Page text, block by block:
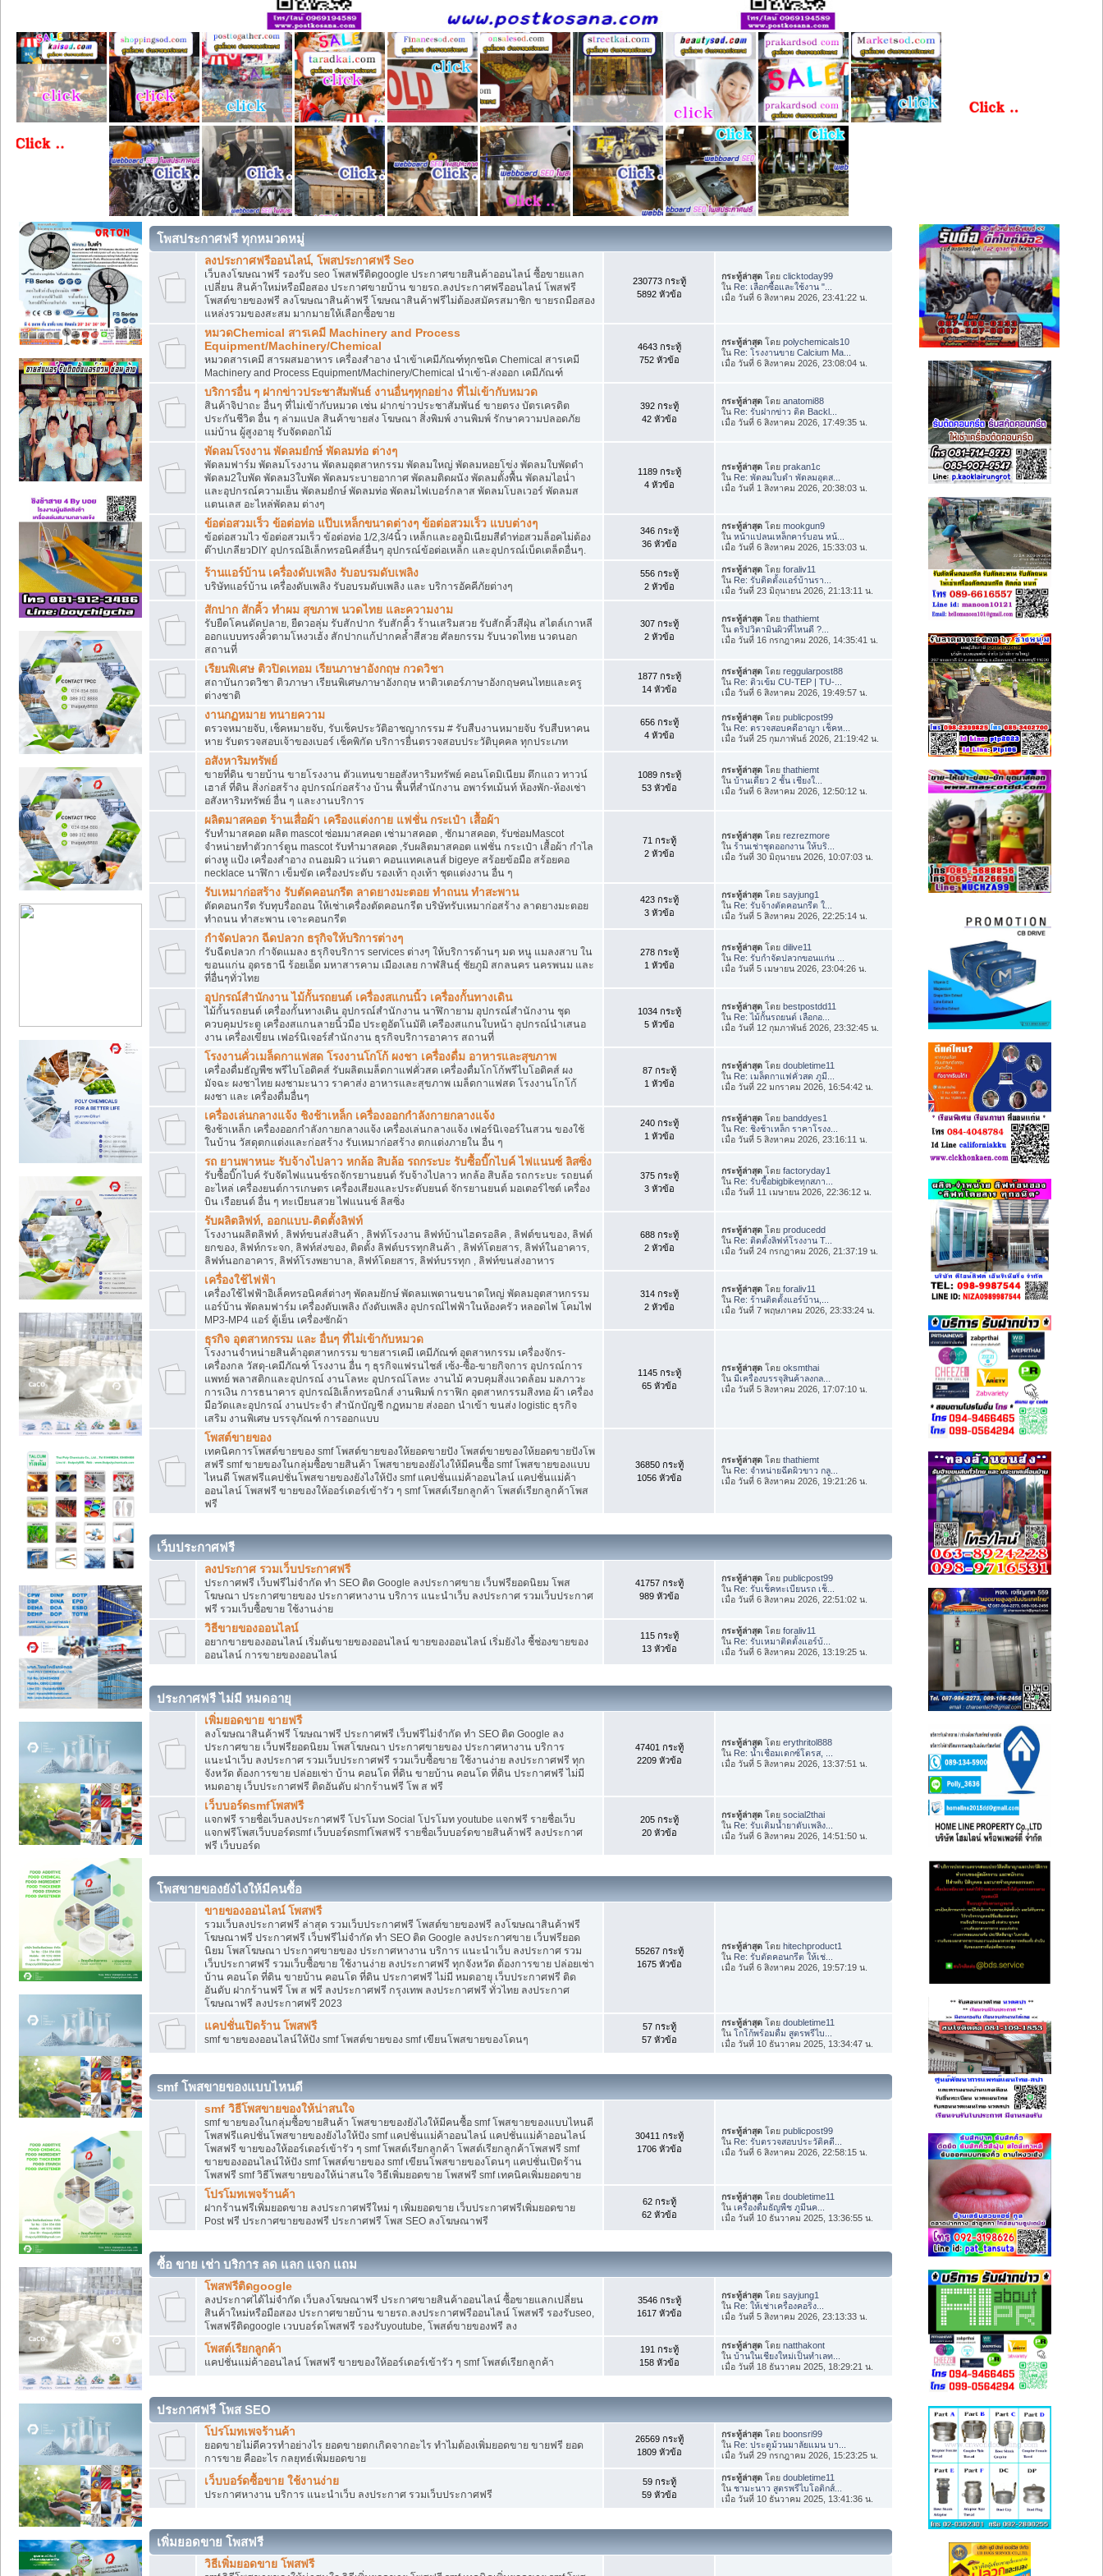
โพสประกาศฟรี ทุกหมวดหมู่
ลงประกาศฟรีออนไลน์, โพสประกาศฟรี Seo
เว็บลงโฆษณาฟรี รองรับ seo โพสฟรีติดgoogle ประกาศขายสินค้าออนไลน์ ซื้อขายแลก
เปลี่ยน สินค้าใหม่หรือมือสอง ประกาศขายบ้าน ขายรถ.ลงประกาศฟรีออนไลน์ โพสฟรี
โพสต์ขายของฟรี ลงโฆษณาสินค้าฟรี โฆษณาสินค้าฟรีไม่ต้องสมัครสมาชิก ขายรถมือสอง
แหล่งรวมของสะสม มากมายให้เลือกซื้อขาย
230773 กระทู้
5892 หัวข้อ
กระทู้ล่าสุด โดยclicktoday99
ใน Re: เลือกซื้อและใช้งาน "...
เมื่อ วันที่ 6 สิงหาคม 2026, 23:41:22 น.
หมวดChemical สารเคมี Machinery and Process
Equipment/Machinery/Chemical
หมวดสารเคมี สารผสมอาหาร เครื่องสำอาง นำเข้าเคมีภัณฑ์ทุกชนิด Chemical สารเคมี
Machinery and Process Equipment/Machinery/Chemical นำเข้า-ส่งออก เคมีภัณฑ์
4643 กระทู้
752 หัวข้อ
กระทู้ล่าสุด โดยpolychemicals10
ใน Re: โรงงานขาย Calcium Ma...
เมื่อ วันที่ 6 สิงหาคม 2026, 23:08:04 น.
บริการอื่น ๆ ฝากข่าวประชาสัมพันธ์ งานอื่นๆทุกอย่าง ที่ไม่เข้ากับหมวด
สินค้าจิปาถะ อื่นๆ ที่ไม่เข้ากับหมวด เช่น ฝากข่าวประชาสัมพันธ์ ขายตรง บัตรเครดิต
ประกันชีวิต อื่น ๆ ล่ามแปล สินค้าขายส่ง โฆษณา สิ่งพิมพ์ งานพิมพ์ รักษาความปลอดภัย
แม่บ้าน ผู้สูงอายุ รับจัดดอกไม้
392 กระทู้
42 หัวข้อ
กระทู้ล่าสุด โดยanatomi88
ใน Re: รับฝากข่าว ติด Backl...
เมื่อ วันที่ 6 สิงหาคม 2026, 17:49:35 น.
พัดลมโรงงาน พัดลมยํกษ์ พัดลมท่อ ต่างๆ
พัดลมฟาร์ม พัดลมโรงงาน พัดลมอุตสาหกรรม พัดลมใหญ่ พัดลมหอยโข่ง พัดลมใบพัดดำ
พัดลม2ใบพัด พัดลม3ใบพัด พัดลมระบายอากาศ พัดลมติดผนัง พัดลมตั้งพื้น พัดลมไอน่ำ
และอุปกรณ์ความเย็น พัดลมยํกษ์ พัดลมท่อ พัดลมไฟเบอร์กลาส พัดลมโบลเวอร์ พัดลมส
แตนเลส อะไหล่พัดลม ต่างๆ
1189 กระทู้
4 หัวข้อ
กระทู้ล่าสุด โดยprakan1c
ใน Re: พัดลมใบดำ พัดลมอุตส...
เมื่อ วันที่ 1 สิงหาคม 2026, 20:38:03 น.
ข้อต่อสวมเร็ว ข้อต่อท่อ แป๊บเหล็กขนาดต่างๆ ข้อต่อสวมเร็ว แบบต่างๆ
ข้อต่อสวมไว ข้อต่อสวมเร็ว ข้อต่อท่อ 1/2,3/4นิ้ว เหล็กและอลูมิเนียมสีดำท่อสวมล็อคไม่ต้อง
ต๊าปเกลียวDIY อุปกรณ์อิเล็กทรอนิคส์อื่นๆ อุปกรณ์ข้อต่อเหล็ก และอุปกรณ์เบ็ดเตล็ดอื่นๆ.
346 กระทู้
36 หัวข้อ
กระทู้ล่าสุด โดยmookgun9
ในหน้าแปลนเหล็กคาร์บอน หน้...
เมื่อ วันที่ 6 สิงหาคม 2026, 15:33:03 น.
ร้านแอร์บ้าน เครื่องดับเพลิง รับอบรมดับเพลิง
บริษัทแอร์บ้าน เครื่องดับเพลิง รับอบรมดับเพลิง และ บริการอัคคีภัยต่างๆ
556 กระทู้
2 หัวข้อ
กระทู้ล่าสุด โดยforaliv11
ใน Re: รับติดตั้งแอร์บ้านรา...
เมื่อ วันที่ 23 มิถุนายน 2026, 21:13:11 น.
สักปาก สักคิ้ว ทำผม สุขภาพ นวดไทย และความงาม
รับยืดโคนดัดปลาย, ยืดวอลุ่ม รับสักปาก รับสักคิ้ว ร้านเสริมสวย รับสักคิ้วสีฝุ่น สไตล์เกาหลี
ออกแบบทรงคิ้วตามโหงวเฮ้ง สักปากแก้ปากคล้ำสีสวย ศัลยกรรม รับนวดไทย นวดนอก
สถานที่
307 กระทู้
2 หัวข้อ
กระทู้ล่าสุด โดยthathiemt
ในดริปวิตามินผิวที่ไหนดี ?...
เมื่อ วันที่ 16 กรกฎาคม 2026, 14:35:41 น.
เรียนพิเศษ ติวปิดเทอม เรียนภาษาอังกฤษ กวดวิชา
สถาบันกวดวิชา ติวภาษา เรียนพิเศษภาษาอังกฤษ หาติวเตอร์ภาษาอังกฤษคนไทยและครู
ต่างชาติ
1877 กระทู้
14 หัวข้อ
กระทู้ล่าสุด โดยreggularpost88
ใน Re: ติวเข้ม CU-TEP | TU-...
เมื่อ วันที่ 6 สิงหาคม 2026, 19:49:57 น.
งานกฏหมาย ทนายความ
ตรวจหมายจับ, เช็คหมายจับ, รับเช็คประวัติอาชญากรรม # รับสืบงานหมายจับ รับสืบหาคน
หาย รับตรวจสอบเจ้าของเบอร์ เช็คพิกัด บริการยื่นตรวจสอบประวัติบุคคล ทุกประเภท
656 กระทู้
4 หัวข้อ
กระทู้ล่าสุด โดยpublicpost99
ใน Re: ตรวจสอบคดีอาญา เช็คห...
เมื่อ วันที่ 25 กุมภาพันธ์ 2026, 21:19:42 น.
อสังหาริมทรัพย์
ขายที่ดิน ขายบ้าน ขายโรงงาน ตัวแทนขายอสังหาริมทรัพย์ คอนโดมิเนียม ตึกแถว ทาวน์
เฮาส์ ที่ดิน สิ่งก่อสร้าง อุปกรณ์ก่อสร้าง บ้าน พื้นที่สำนักงาน อพาร์ทเม้นท์ ห้องพัก-ห้องเช่า
อสังหาริมทรัพย์ อื่น ๆ และงานบริการ
1089 กระทู้
53 หัวข้อ
กระทู้ล่าสุด โดยthathiemt
ในบ้านเดี่ยว 2 ชั้น เชียงใ...
เมื่อ วันที่ 6 สิงหาคม 2026, 12:50:12 น.
ผลิตมาสคอต ร้านเสื่อผ้า เครืองแต่งกาย แฟชั่น กระเป๋า เสื้อผ้า
รับทำมาสคอต ผลิต mascot ซ่อมมาสคอต เช่ามาสคอต , ซักมาสคอต, รับซ่อมMascot
จำหน่ายทำตัวการ์ตูน mascot รับทำมาสคอต ,รับผลิตมาสคอต แฟชั่น กระเป๋า เสื้อผ้า กำไล
ต่างหู แป้ง เครื่องสำอาง ถนอมผิว แว่นตา คอนแทคเลนส์ bigeye สร้อยข้อมือ สร้อยคอ
necklace นาฬิกา เข็มขัด เครื่องประดับ รองเท้า ถุงเท้า ชุดแต่งงาน อื่น ๆ
71 กระทู้
2 หัวข้อ
กระทู้ล่าสุด โดยrezrezmore
ในร้านเช่าชุดออกงาน ให้บริ...
เมื่อ วันที่ 30 มิถุนายน 2026, 10:07:03 น.
รับเหมาก่อสร้าง รับตัดคอนกรีต ลาดยางมะตอย ทำถนน ทำสะพาน
ตัดคอนกรีต รับทุบรื่อถอน ให้เช่าเครื่องตัดคอนกรีต บริษัทรับเหมาก่อสร้าง ลาดยางมะตอย
ทำถนน ทำสะพาน เจาะคอนกรีต
423 กระทู้
3 หัวข้อ
กระทู้ล่าสุด โดยsayjung1
ใน Re: รับจ้างตัดคอนกรีต ใ...
เมื่อ วันที่ 5 สิงหาคม 2026, 22:25:14 น.
กำจัดปลวก ฉีดปลวก ธรุกิจให้บริการต่างๆ
รับฉีดปลวก กำจัดแมลง ธรุกิจบริการ services ต่างๆ ให้บริการด้านๆ มด หนู แมลงสาบ ใน
ขอนแก่น อุดรธานี ร้อยเอ็ด มหาสารคาม เมืองเลย กาฬสินธุ์ ชัยภูมิ สกลนคร นครพนม และ
ที่อื่นๆทั่วไทย
278 กระทู้
1 หัวข้อ
กระทู้ล่าสุด โดยdilive11
ใน Re: รับกำจัดปลวกขอนแก่น ...
เมื่อ วันที่ 5 เมษายน 2026, 23:04:26 น.
อุปกรณ์สำนักงาน ไม้กั้นรถยนต์ เครื่องสแกนนิ้ว เครื่องกั้นทางเดิน
ไม้กั้นรถยนต์ เครื่องกั้นทางเดิน อุปกรณ์สำนักงาน นาฬิกายาม อุปกรณ์สำนักงาน ชุด
ควบคุมประตู เครื่องสแกนลายนิ้วมือ ประตูอัตโนมัติ เครืองสแกนใบหน้า อุปกรณ์นำเสนอ
งาน เครื่องเขียน เฟอร์นิเจอร์สำนักงาน ธุรกิจบริการอาคาร สถานที่
1034 กระทู้
5 หัวข้อ
กระทู้ล่าสุด โดยbestpostdd11
ใน Re: ไม้กั้นรถยนต์ เลือกอ...
เมื่อ วันที่ 12 กุมภาพันธ์ 2026, 23:32:45 น.
โรงงานคั่วเมล็ดกาแฟสด โรงงานโกโก้ ผงชา เครื่องดื่ม อาหารและสุขภาพ
เครื่องดื่มธัญพืช พรีไบโอติคส์ รับผลิตเมล็ดกาแฟคั่วสด เครื่องดื่มโกโก้พรีไบโอติคส์ ผง
มัจฉะ ผงชาไทย ผงชามะนาว ราคาส่ง อาหารและสุขภาพ เมล็ดกาแฟสด โรงงานโกโก้
ผงชา และ เครื่องดื่มอื่นๆ
87 กระทู้
1 หัวข้อ
กระทู้ล่าสุด โดยdoubletime11
ใน Re: เมล็ดกาแฟคั่วสด ภูมี...
เมื่อ วันที่ 22 มกราคม 2026, 16:54:42 น.
เครื่องเล่นกลางแจ้ง ชิงช้าเหล็ก เครื่องออกกำลังกายกลางแจ้ง
ชิงช้าเหล็ก เครื่องออกกำลังกายกลางแจ้ง เครื่องเล่นกลางแจ้ง เฟอร์นิเจอร์ในสวน ของใช้
ในบ้าน วัสดุตกแต่งและก่อสร้าง รับเหมาก่อสร้าง ตกแต่งภายใน อื่น ๆ
240 กระทู้
1 หัวข้อ
กระทู้ล่าสุด โดยbanddyes1
ใน Re: ชิงช้าเหล็ก ราคาโรงง...
เมื่อ วันที่ 5 สิงหาคม 2026, 23:16:11 น.
รถ ยานพาหนะ รับจ้างไปลาว หกล้อ สิบล้อ รถกระบะ รับซื้อบิ๊กไบค์ ไฟแนนซ์ ลิสซิ่ง
รับซื้อบิ๊กไบค์ รับจัดไฟแนนซ์รถจักรยานยนต์ รับจ้างไปลาว หกล้อ สิบล้อ รถกระบะ รถยนต์
อะไหล่ เครื่องยนต์การเกษตร เครื่องเสียงและประดับยนต์ จักรยานยนต์ มอเตอร์ไซต์ เครื่อง
บิน เรือยนต์ อื่น ๆ ทะเบียนสวย ไฟแนนซ์ ลิสซิ่ง
375 กระทู้
3 หัวข้อ
กระทู้ล่าสุด โดยfactoryday1
ใน Re: รับซื้อbigbikeทุกสภา...
เมื่อ วันที่ 11 เมษายน 2026, 22:36:12 น.
รับผลิตลิฟท์, ออกแบบ-ติดตั้งลิฟท์
โรงงานผลิตลิฟท์ , ลิฟท์ขนส่งสินค้า , ลิฟท์โรงงาน ลิฟท์บ้านไฮดรอลิค , ลิฟต์ขนของ, ลิฟต์
ยกของ, ลิฟท์กระจก, ลิฟท์ส่งของ, ติดตั้ง ลิฟต์บรรทุกสินค้า , ลิฟท์โดยสาร, ลิฟท์ในอาคาร,
ลิฟท์นอกอาคาร, ลิฟท์โรงพยาบาล, ลิฟท์โดยสาร, ลิฟท์บรรทุก , ลิฟท์ขนส่งอาหาร
688 กระทู้
2 หัวข้อ
กระทู้ล่าสุด โดยproducedd
ใน Re: ติดตั้งลิฟท์โรงงาน T...
เมื่อ วันที่ 24 กรกฎาคม 2026, 21:37:19 น.
เครื่องใช้ไฟฟ้า
เครื่องใช้ไฟฟ้าอิเล็คทรอนิคส์ต่างๆ พัดลมยักษ์ พัดลมเพดานขนาดใหญ่ พัดลมอุตสาหกรรม
แอร์บ้าน พัดลมฟาร์ม เครื่องดับเพลิง ถังดับเพลิง อุปกรณ์ไฟฟ้าในห้องครัว หลอดไฟ โคมไฟ
MP3-MP4 แอร์ ตู้เย็น เครื่องซักผ้า
314 กระทู้
2 หัวข้อ
กระทู้ล่าสุด โดยforaliv11
ใน Re: ร้านติดตั้งแอร์บ้าน,...
เมื่อ วันที่ 7 พฤษภาคม 2026, 23:33:24 น.
ธุรกิจ อุตสาหกรรม และ อื่นๆ ที่ไม่เข้ากับหมวด
โรงงานจำหน่ายสินค้าอุตสาหกรรม ขายสารเคมี เคมีภัณฑ์ อุตสาหกรรม เครื่องจักร-
เครื่องกล วัสดุ-เคมีภัณฑ์ โรงงาน อื่น ๆ ธุรกิจแฟรนไชส์ เซ้ง-ซื้อ-ขายกิจการ อุปกรณ์การ
แพทย์ พลาสติกและอุปกรณ์ งานโลหะ อุปกรณ์โลหะ งานไม้ ควบคุมสิ่งแวดล้อม มลภาวะ
การเงิน การธนาคาร อุปกรณ์อิเล็กทรอนิกส์ งานพิมพ์ กราฟิก อุตสาหกรรมสิงทอ ผ้า เครื่อง
มือวัดและอุปกรณ์ งานประจำ สำนักบัญชี กฏหมาย ส่งออก นำเข้า ขนส่ง logistic ธุรกิจ
เสริม งานพิเศษ บรรจุภัณฑ์ การออกแบบ
1145 กระทู้
65 หัวข้อ
กระทู้ล่าสุด โดยoksmthai
ในมีเครื่องบรรจุสินค้าลงกล...
เมื่อ วันที่ 5 สิงหาคม 2026, 17:07:10 น.
โพสต์ขายของ
เทคนิคการโพสต์ขายของ smf โพสต์ขายของให้ยอดขายปัง โพสต์ขายของให้ยอดขายปังโพ
สฟรี smf ขายของในกลุ่มซื้อขายสินค้า โพสขายของยังไงให้มีคนซื้อ smf โพสขายของแบบ
ไหนดี โพสฟรีแคปชั่นโพสขายของยังไงให้ปัง smf แคปชั่นแม่ค้าออนไลน์ แคปชั่นแม่ค้า
ออนไลน์ โพสฟรี ขายของให้ออร์เดอร์เข้ารัว ๆ smf โพสต์เรียกลูกค้า โพสต์เรียกลูกค้าโพส
ฟรี
36850 กระทู้
1056 หัวข้อ
กระทู้ล่าสุด โดยthathiemt
ใน Re: จำหน่ายฉีดผิวขาว กลู...
เมื่อ วันที่ 6 สิงหาคม 2026, 19:21:26 น.
เว็บประกาศฟรี
ลงประกาศ รวมเว็บประกาศฟรี
ประกาศฟรี เว็บฟรีไม่จำกัด ทำ SEO ติด Google ลงประกาศขาย เว็บฟรียอดนิยม โพส
โฆษณา ประกาศขายของ ประกาศหางาน บริการ แนะนำเว็บ ลงประกาศ รวมเว็บประกาศ
ฟรี รวมเว็บซื้อขาย ใช้งานง่าย
41757 กระทู้
989 หัวข้อ
กระทู้ล่าสุด โดยpublicpost99
ใน Re: รับเช็คทะเบียนรถ เช็...
เมื่อ วันที่ 6 สิงหาคม 2026, 22:51:02 น.
วิธีขายของออนไลน์
อยากขายของออนไลน์ เริ่มต้นขายของออนไลน์ ขายของออนไลน์ เริ่มยังไง ชี้ช่องขายของ
ออนไลน์ การขายของออนไลน์
115 กระทู้
13 หัวข้อ
กระทู้ล่าสุด โดยforaliv11
ใน Re: รับเหมาติดตั้งแอร์บ้...
เมื่อ วันที่ 6 สิงหาคม 2026, 13:19:25 น.
ประกาศฟรี ไม่มี หมดอายุ
เพิ่มยอดขาย ขายฟรี
ลงโฆษณาสินค้าฟรี โฆษณาฟรี ประกาศฟรี เว็บฟรีไม่จำกัด ทำ SEO ติด Google ลง
ประกาศขาย เว็บฟรียอดนิยม โพสโฆษณา ประกาศขายของ ประกาศหางาน บริการ
แนะนำเว็บ ลงประกาศ รวมเว็บประกาศฟรี รวมเว็บซื้อขาย ใช้งานง่าย ลงประกาศฟรี ทุก
จังหวัด ต้องการขาย ปล่อยเช่า บ้าน คอนโด ที่ดิน ขายบ้าน คอนโด ที่ดิน ประกาศฟรี ไม่มี
หมดอายุ เว็บประกาศฟรี ติดอันดับ ฝากร้านฟรี โพ ส ฟรี
47401 กระทู้
2209 หัวข้อ
กระทู้ล่าสุด โดยerythritol888
ใน Re: น้ำเชื่อมเดกซ์โตรส, ...
เมื่อ วันที่ 5 สิงหาคม 2026, 13:37:51 น.
เว็บบอร์ดsmfโพสฟรี
แจกฟรี รายชื่อเว็บลงประกาศฟรี โปรโมท Social โปรโมท youtube แจกฟรี รายชื่อเว็บ
แจกฟรีโพสเว็บบอร์ดsmf เว็บบอร์ดsmfโพสฟรี รายชื่อเว็บบอร์ดขายสินค้าฟรี ลงประกาศ
ฟรี เว็บบอร์ด
205 กระทู้
20 หัวข้อ
กระทู้ล่าสุด โดยsocial2thai
ใน Re: รับเติมน้ำยาดับเพลิง...
เมื่อ วันที่ 6 สิงหาคม 2026, 14:51:50 น.
โพสขายของยังไงให้มีคนซื้อ
ขายของออนไลน์ โพสฟรี
รวมเว็บลงประกาศฟรี ล่าสุด รวมเว็บประกาศฟรี โพสต์ขายของฟรี ลงโฆษณาสินค้าฟรี
โฆษณาฟรี ประกาศฟรี เว็บฟรีไม่จำกัด ทำ SEO ติด Google ลงประกาศขาย เว็บฟรียอด
นิยม โพสโฆษณา ประกาศขายของ ประกาศหางาน บริการ แนะนำเว็บ ลงประกาศ รวม
เว็บประกาศฟรี รวมเว็บซื้อขาย ใช้งานง่าย ลงประกาศฟรี ทุกจังหวัด ต้องการขาย ปล่อยเช่า
บ้าน คอนโด ที่ดิน ขายบ้าน คอนโด ที่ดิน ประกาศฟรี ไม่มี หมดอายุ เว็บประกาศฟรี ติด
อันดับ ฝากร้านฟรี โพ ส ฟรี ลงประกาศฟรี กรุงเทพ ลงประกาศฟรี ทั่วไทย ลงประกาศ
โฆษณาฟรี ลงประกาศฟรี 2023
55267 กระทู้
1675 หัวข้อ
กระทู้ล่าสุด โดยhitechproduct1
ใน Re: รับตัดคอนกรีต ให้เช่...
เมื่อ วันที่ 6 สิงหาคม 2026, 19:57:19 น.
แคปชั่นเปิดร้าน โพสฟรี
smf ขายของออนไลน์ให้ปัง smf โพสต์ขายของ smf เขียนโพสขายของโดนๆ
57 กระทู้
57 หัวข้อ
กระทู้ล่าสุด โดยdoubletime11
ในโกโก้พร้อมดื่ม สูตรพรีไบ...
เมื่อ วันที่ 10 ธันวาคม 2025, 13:34:47 น.
smf โพสขายของแบบไหนดี
smf วิธีโพสขายของให้น่าสนใจ
smf ขายของในกลุ่มซื้อขายสินค้า โพสขายของยังไงให้มีคนซื้อ smf โพสขายของแบบไหนดี
โพสฟรีแคปชั่นโพสขายของยังไงให้ปัง smf แคปชั่นแม่ค้าออนไลน์ แคปชั่นแม่ค้าออนไลน์
โพสฟรี ขายของให้ออร์เดอร์เข้ารัว ๆ smf โพสต์เรียกลูกค้า โพสต์เรียกลูกค้าโพสฟรี smf
ขายของออนไลน์ให้ปัง smf โพสต์ขายของ smf เขียนโพสขายของโดนๆ แคปชั่นเปิดร้าน
โพสฟรี smf วิธีโพสขายของให้น่าสนใจ วิธีเพิ่มยอดขาย โพสฟรี smf เทคนิคเพิ่มยอดขาย
30411 กระทู้
1706 หัวข้อ
กระทู้ล่าสุด โดยpublicpost99
ใน Re: รับตรวจสอบประวัติคดี...
เมื่อ วันที่ 6 สิงหาคม 2026, 22:58:15 น.
โปรโมทเพจร้านค้า
ฝากร้านฟรีเพิ่มยอดขาย ลงประกาศฟรีใหม่ ๆ เพิ่มยอดขาย เว็บประกาศฟรีเพิ่มยอดขาย
Post ฟรี ประกาศขายของฟรี ประกาศฟรี โพส SEO ลงโฆษณาฟรี
62 กระทู้
62 หัวข้อ
กระทู้ล่าสุด โดยdoubletime11
ในเครื่องดื่มธัญพืช ภูมีนค...
เมื่อ วันที่ 10 ธันวาคม 2025, 13:36:55 น.
ซื้อ ขาย เช่า บริการ ลด แลก แจก แถม
โพสฟรีติดgoogle
ลงประกาศได้ไม่จำกัด เว็บลงโฆษณาฟรี ประกาศขายสินค้าออนไลน์ ซื้อขายแลกเปลี่ยน
สินค้าใหม่หรือมือสอง ประกาศขายบ้าน ขายรถ.ลงประกาศฟรีออนไลน์ โพสฟรี รองรับseo,
โพสฟรีติดgoogle เวบบอร์ดโพสฟรี รองรับyoutube, โพสต์ขายของฟรี ลง
3546 กระทู้
1617 หัวข้อ
กระทู้ล่าสุด โดยsayjung1
ใน Re: ให้เช่าเครื่องคอริ่ง...
เมื่อ วันที่ 5 สิงหาคม 2026, 23:13:33 น.
โพสต์เรียกลูกค้า
แคปชั่นแม่ค้าออนไลน์ โพสฟรี ขายของให้ออร์เดอร์เข้ารัว ๆ smf โพสต์เรียกลูกค้า
191 กระทู้
158 หัวข้อ
กระทู้ล่าสุด โดยnatthakont
ในบ้านในเชียงใหม่เป็นทำเลท...
เมื่อ วันที่ 18 ธันวาคม 2025, 18:29:21 น.
ประกาศฟรี โพส SEO
โปรโมทเพจร้านค้า
ยอดขายไม่ดีควรทำอย่างไร ยอดขายตกเกิดจากอะไร ทำไมต้องเพิ่มยอดขาย ขายฟรี ยอด
การขาย คืออะไร กลยุทธ์เพิ่มยอดขาย
26569 กระทู้
1809 หัวข้อ
กระทู้ล่าสุด โดยboonsri99
ใน Re: ประตูม้วนมาลัยแมน บา...
เมื่อ วันที่ 29 กรกฎาคม 2026, 15:23:25 น.
เว็บบอร์ดซื้อขาย ใช้งานง่าย
ประกาศหางาน บริการ แนะนำเว็บ ลงประกาศ รวมเว็บประกาศฟรี
59 กระทู้
59 หัวข้อ
กระทู้ล่าสุด โดยdoubletime11
ในชามะนาว สูตรพรีไบโอติกส์...
เมื่อ วันที่ 10 ธันวาคม 2025, 13:41:36 น.
เพิ่มยอดขาย โพสฟรี
วิธีเพิ่มยอดขาย โพสฟรี